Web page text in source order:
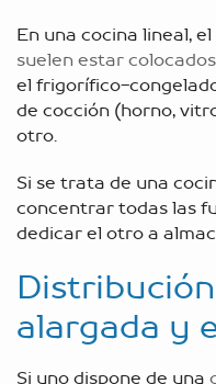
En una cocina lineal, el
suelen estar
el frigorífico-
de cocción (horno,
otro.
Si se trata de una
concentrar todas las
dedicar el otro a
alargada y
Si uno dispone de una